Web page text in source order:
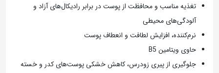
تغذیه مناسب و محافظت از پوست در برابر رادیکال‌های آزاد و
آلودگی‌های محیطی
نرم‌کننده، افزایش لطافت و انعطاف پوست
حاوی ویتامین B5
جلوگیری از پیری زودرس، کاهش خشکی پوست‌های کدر و خسته